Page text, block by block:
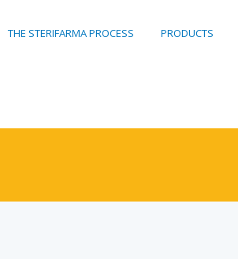
THE STERIFARMA PROCESS PRODUCTS